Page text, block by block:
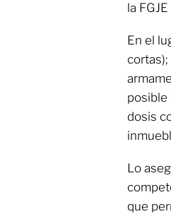
la
En el
posible
dosis
Lo
que